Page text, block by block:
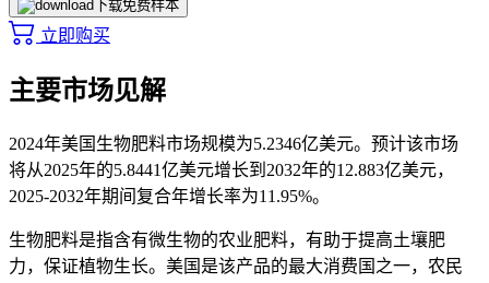
下载免费样本
立即购买
主要市场见解
2024年美国生物肥料市场规模为5.2346亿美元。预计该市场
将从2025年的5.8441亿美元增长到2032年的12.883亿美元，
2025-2032年期间复合年增长率为11.95%。
生物肥料是指含有微生物的农业肥料，有助于提高土壤肥
力，保证植物生长。美国是该产品的最大消费国之一，农民